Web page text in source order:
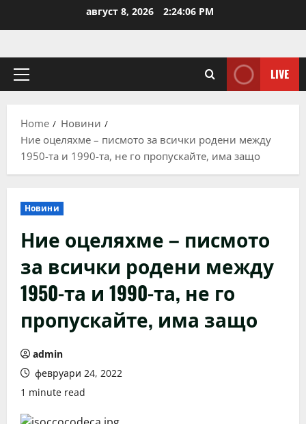
август 8, 2026 2:24:07 PM
Primary
LIVE
Home
Новини
Ние оцеляхме – писмото за всички родени между
1950-та и 1990-та, не го пропускайте, има защо
Новини
Ние оцеляхме – писмото
за всички родени между
1950-та и 1990-та, не го
пропускайте, има защо
admin
февруари 24, 2022
1 minute read